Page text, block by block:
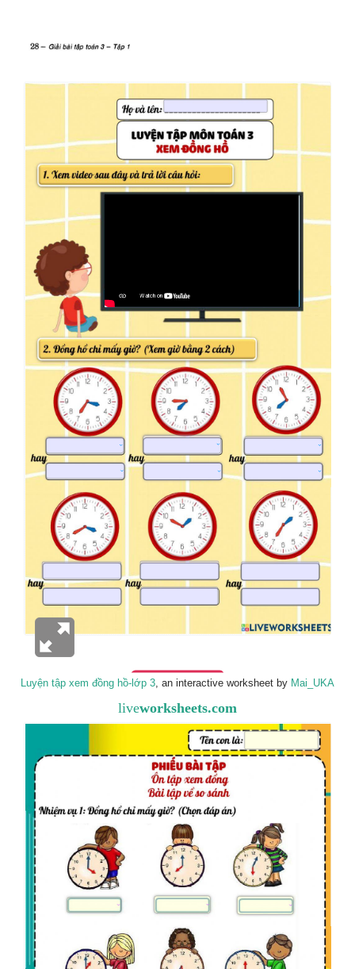
Luyện tập xem đồng hồ-lớp 3 , an interactive worksheet by Mai_UKA
liveworksheets.com